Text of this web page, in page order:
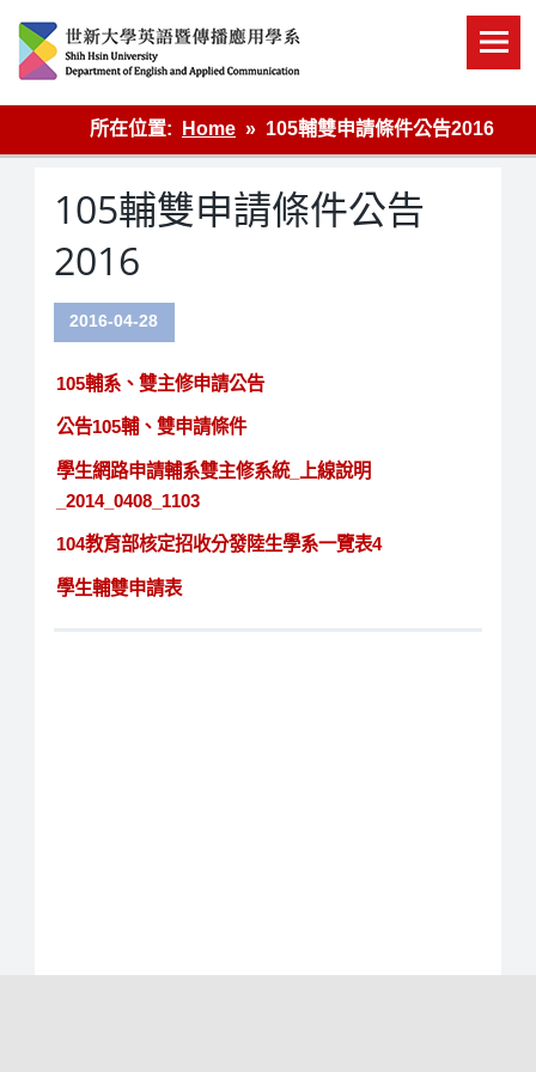
content
英語傳播
所在位置:
Home 105輔雙申請條件公告2016
105輔雙申請條件公告
2016
2016-04-28
105輔系、雙主修申請公告
公告105輔、雙申請條件
學生網路申請輔系雙主修系統_上線說明
_2014_0408_1103
104教育部核定招收分發陸生學系一覽表4
學生輔雙申請表